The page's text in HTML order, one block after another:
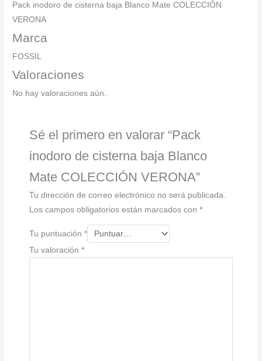
Pack inodoro de cisterna baja Blanco Mate COLECCIÓN
VERONA
Marca
FOSSIL
Valoraciones
No hay valoraciones aún.
Sé el primero en valorar “Pack
inodoro de cisterna baja Blanco
Mate COLECCIÓN VERONA”
Tu dirección de correo electrónico no será publicada.
Los campos obligatorios están marcados con*
Tu puntuación*
Tu valoración*